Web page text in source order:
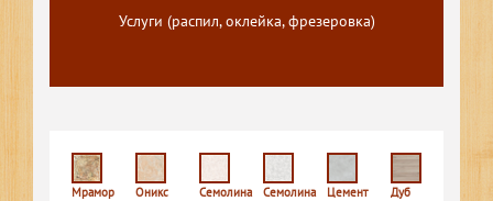
Услуги (распил, оклейка, фрезеровка)
Мрамор
Оникс
Семолина
Семолина
Цемент
Дуб